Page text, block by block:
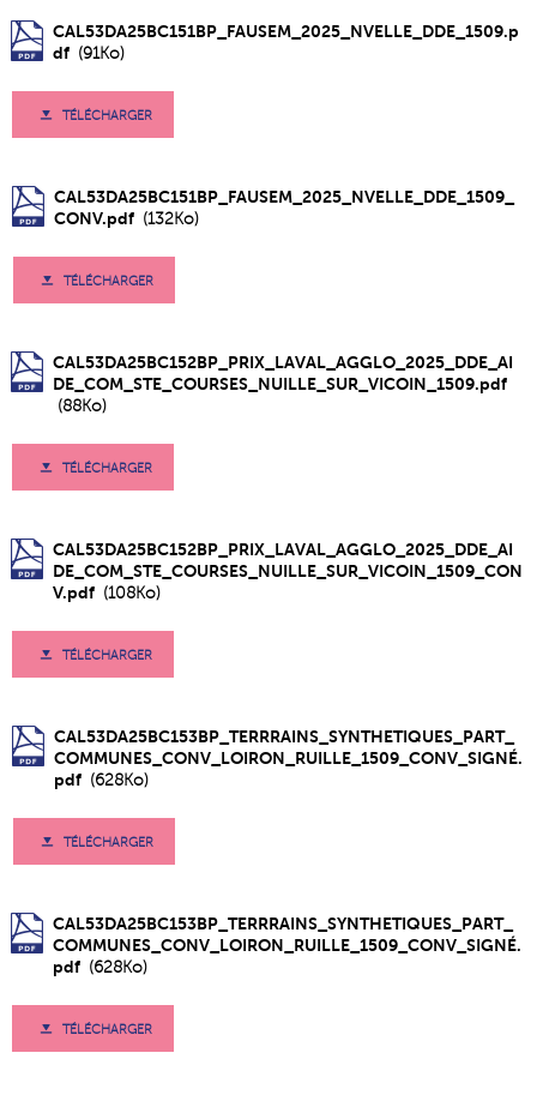
CAL53DA25BC151BP_FAUSEM_2025_NVELLE_DDE_1509.p
df (91Ko)
TÉLÉCHARGER
CAL53DA25BC151BP_FAUSEM_2025_NVELLE_DDE_1509_
CONV.pdf (132Ko)
TÉLÉCHARGER
CAL53DA25BC152BP_PRIX_LAVAL_AGGLO_2025_DDE_AI
DE_COM_STE_COURSES_NUILLE_SUR_VICOIN_1509.pdf
(88Ko)
TÉLÉCHARGER
CAL53DA25BC152BP_PRIX_LAVAL_AGGLO_2025_DDE_AI
DE_COM_STE_COURSES_NUILLE_SUR_VICOIN_1509_CON
V.pdf (108Ko)
TÉLÉCHARGER
CAL53DA25BC153BP_TERRRAINS_SYNTHETIQUES_PART_
COMMUNES_CONV_LOIRON_RUILLE_1509_CONV_SIGNÉ.
pdf (628Ko)
TÉLÉCHARGER
CAL53DA25BC153BP_TERRRAINS_SYNTHETIQUES_PART_
COMMUNES_CONV_LOIRON_RUILLE_1509_CONV_SIGNÉ.
pdf (628Ko)
TÉLÉCHARGER